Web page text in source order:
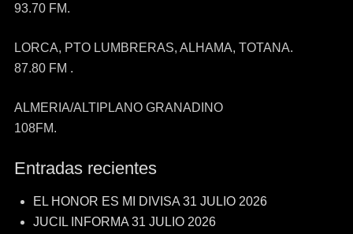
93.70 FM.
LORCA, PTO LUMBRERAS, ALHAMA, TOTANA.
87.80 FM .
ALMERIA/ALTIPLANO GRANADINO
108FM.
Entradas recientes
EL HONOR ES MI DIVISA 31 JULIO 2026
JUCIL INFORMA 31 JULIO 2026